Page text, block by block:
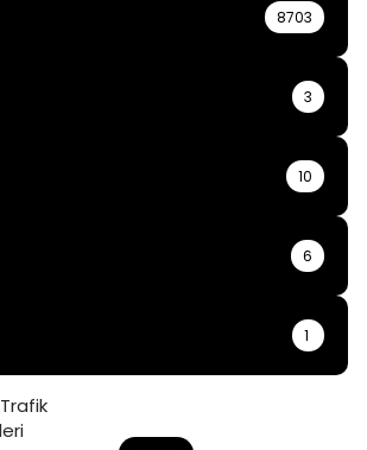
8703
3
10
6
1